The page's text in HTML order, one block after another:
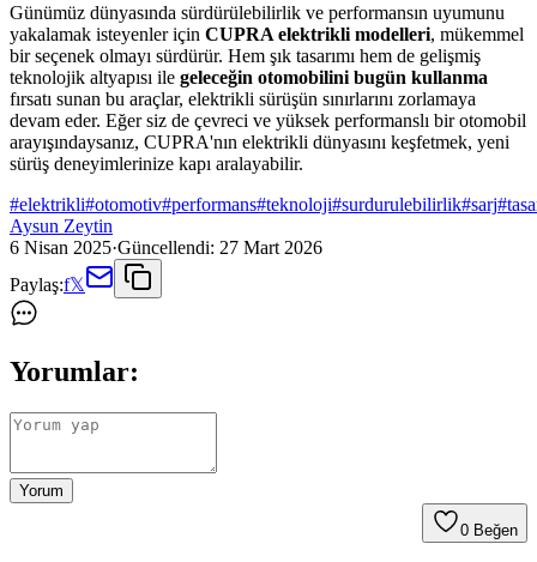
Günümüz dünyasında sürdürülebilirlik ve performansın uyumunu
yakalamak isteyenler için CUPRA elektrikli modelleri, mükemmel
bir seçenek olmayı sürdürür. Hem şık tasarımı hem de gelişmiş
teknolojik altyapısı ile geleceğin otomobilini bugün kullanma
fırsatı sunan bu araçlar, elektrikli sürüşün sınırlarını zorlamaya
devam eder. Eğer siz de çevreci ve yüksek performanslı bir otomobil
arayışındaysanız, CUPRA'nın elektrikli dünyasını keşfetmek, yeni
sürüş deneyimlerinize kapı aralayabilir.
#elektrikli#otomotiv#performans#teknoloji#surdurulebilirlik#sarj#
Aysun Zeytin
6 Nisan 2025·Güncellendi: 27 Mart 2026
Paylaş:f𝕏
Yorumlar:
Yorum
0 Beğen